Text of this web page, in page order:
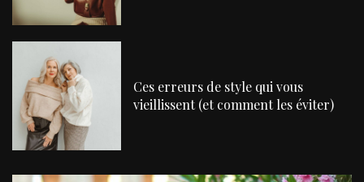
Ces erreurs de style qui vous
vieillissent (et comment les éviter)